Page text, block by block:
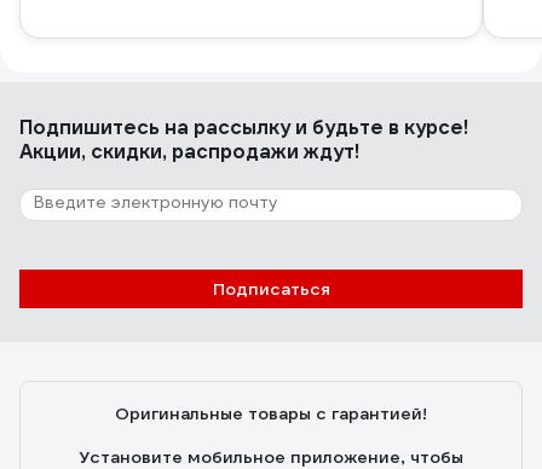
Подпишитесь на рассылкуи будьте в курсе!
Акции, скидки, распродажи ждут!
Подписаться
Оригинальные товары с гарантией!
Установите мобильное приложение, чтобы